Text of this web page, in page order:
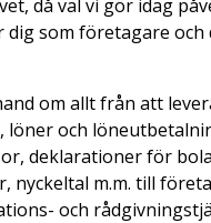
då val vi gör idag
som företagare och
om allt från att
och
deklarationer för
m.m. till
och